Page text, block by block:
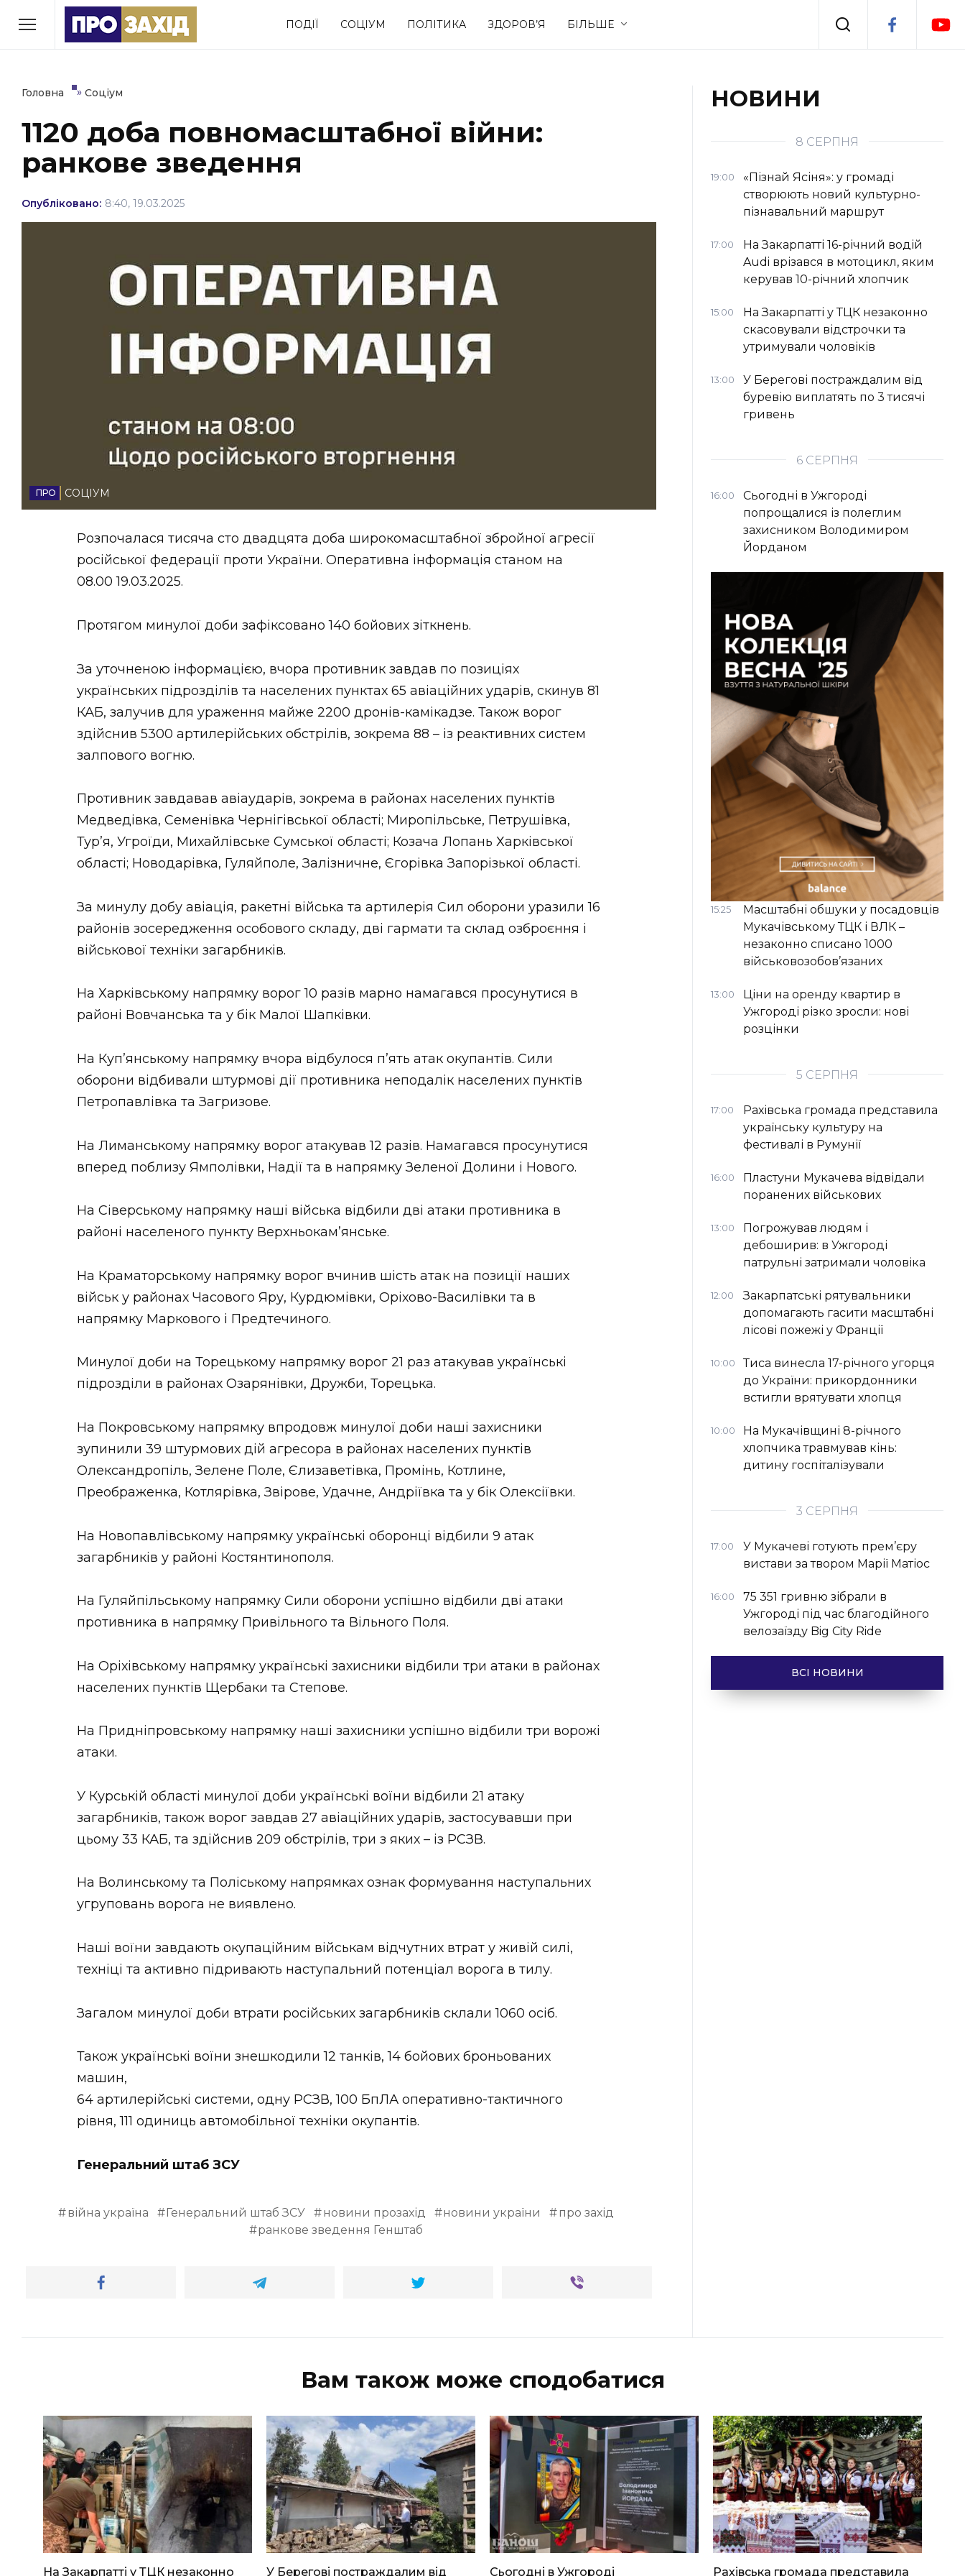
ПОДІЇ СОЦІУМ ПОЛІТИКА ЗДОРОВ’Я БІЛЬШЕ
РУБРИКИ
Економіка Події
Політика Соціум Спорт
Втрачений Ужгород
ЗАКАРПАТСЬКІ НОВИНИ
НОВИНИ ЗАХІДНОЇ УКРАЇНИ
ВІДЕО
Головна » Соціум
1120 доба повномасштабної війни:
ранкове зведення
Опубліковано: 8:40, 19.03.2025
СОЦІУМ
Розпочалася тисяча сто двадцята доба широкомасштабної збройної агресії
російської федерації проти України. Оперативна інформація станом на
08.00 19.03.2025.
Протягом минулої доби зафіксовано 140 бойових зіткнень.
За уточненою інформацією, вчора противник завдав по позиціях
українських підрозділів та населених пунктах 65 авіаційних ударів, скинув 81
КАБ, залучив для ураження майже 2200 дронів-камікадзе. Також ворог
здійснив 5300 артилерійських обстрілів, зокрема 88 – із реактивних систем
залпового вогню.
Противник завдавав авіаударів, зокрема в районах населених пунктів
Медведівка, Семенівка Чернігівської області; Миропільське, Петрушівка,
Тур’я, Угроїди, Михайлівське Сумської області; Козача Лопань Харківської
області; Новодарівка, Гуляйполе, Залізничне, Єгорівка Запорізької області.
За минулу добу авіація, ракетні війська та артилерія Сил оборони уразили 16
районів зосередження особового складу, дві гармати та склад озброєння і
військової техніки загарбників.
На Харківському напрямку ворог 10 разів марно намагався просунутися в
районі Вовчанська та у бік Малої Шапківки.
На Куп’янському напрямку вчора відбулося п’ять атак окупантів. Сили
оборони відбивали штурмові дії противника неподалік населених пунктів
Петропавлівка та Загризове.
На Лиманському напрямку ворог атакував 12 разів. Намагався просунутися
вперед поблизу Ямполівки, Надії та в напрямку Зеленої Долини і Нового.
На Сіверському напрямку наші війська відбили дві атаки противника в
районі населеного пункту Верхньокам’янське.
На Краматорському напрямку ворог вчинив шість атак на позиції наших
військ у районах Часового Яру, Курдюмівки, Оріхово-Василівки та в
напрямку Маркового і Предтечиного.
Минулої доби на Торецькому напрямку ворог 21 раз атакував українські
підрозділи в районах Озарянівки, Дружби, Торецька.
На Покровському напрямку впродовж минулої доби наші захисники
зупинили 39 штурмових дій агресора в районах населених пунктів
Олександропіль, Зелене Поле, Єлизаветівка, Промінь, Котлине,
Преображенка, Котлярівка, Звірове, Удачне, Андріївка та у бік Олексіївки.
На Новопавлівському напрямку українські оборонці відбили 9 атак
загарбників у районі Костянтинополя.
На Гуляйпільському напрямку Сили оборони успішно відбили дві атаки
противника в напрямку Привільного та Вільного Поля.
На Оріхівському напрямку українські захисники відбили три атаки в районах
населених пунктів Щербаки та Степове.
На Придніпровському напрямку наші захисники успішно відбили три ворожі
атаки.
У Курській області минулої доби українські воїни відбили 21 атаку
загарбників, також ворог завдав 27 авіаційних ударів, застосувавши при
цьому 33 КАБ, та здійснив 209 обстрілів, три з яких – із РСЗВ.
На Волинському та Поліському напрямках ознак формування наступальних
угруповань ворога не виявлено.
Наші воїни завдають окупаційним військам відчутних втрат у живій силі,
техніці та активно підривають наступальний потенціал ворога в тилу.
Загалом минулої доби втрати російських загарбників склали 1060 осіб.
Також українські воїни знешкодили 12 танків, 14 бойових броньованих
машин,
64 артилерійські системи, одну РСЗВ, 100 БпЛА оперативно-тактичного
рівня, 111 одиниць автомобільної техніки окупантів.
Генеральний штаб ЗСУ
війна україна Генеральний штаб ЗСУ новини прозахід новини україни
про захід
ранкове зведення Генштаб
НОВИНИ
8 СЕРПНЯ
19:00
«Пізнай Ясіня»: у громаді
створюють новий культурно-
пізнавальний маршрут
17:00
На Закарпатті 16-річний водій
Audi врізався в мотоцикл, яким
керував 10-річний хлопчик
15:00
На Закарпатті у ТЦК незаконно
скасовували відстрочки та
утримували чоловіків
13:00
У Берегові постраждалим від
буревію виплатять по 3 тисячі
гривень
6 СЕРПНЯ
16:00
Сьогодні в Ужгороді
попрощалися із полеглим
захисником Володимиром
Йорданом
15:25
Масштабні обшуки у посадовців
Мукачівському ТЦК і ВЛК –
незаконно списано 1000
військовозобов’язаних
13:00
Ціни на оренду квартир в
Ужгороді різко зросли: нові
розцінки
5 СЕРПНЯ
17:00
Рахівська громада представила
українську культуру на
фестивалі в Румунії
16:00
Пластуни Мукачева відвідали
поранених військових
13:00
Погрожував людям і
дебоширив: в Ужгороді
патрульні затримали чоловіка
12:00
Закарпатські рятувальники
допомагають гасити масштабні
лісові пожежі у Франції
10:00
Тиса винесла 17-річного угорця
до України: прикордонники
встигли врятувати хлопця
10:00
На Мукачівщині 8-річного
хлопчика травмував кінь:
дитину госпіталізували
3 СЕРПНЯ
17:00
У Мукачеві готують прем’єру
вистави за твором Марії Матіос
16:00
75 351 гривню зібрали в
Ужгороді під час благодійного
велозаїзду Big Сity Ride
ВСІ НОВИНИ
Вам також може сподобатися
На Закарпатті у ТЦК незаконно У Берегові постраждалим від Сьогодні в Ужгороді Рахівська громада представила